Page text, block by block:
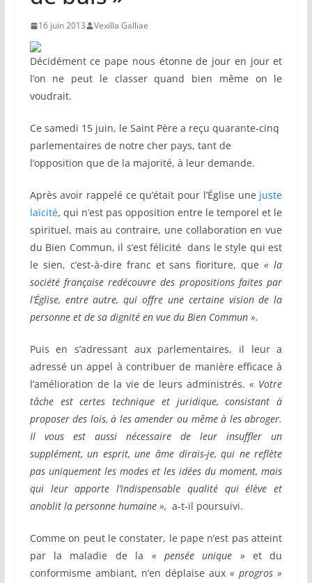
16 juin 2013 Vexilla Galliae
Décidément ce pape nous étonne de jour en jour et
l’on ne peut le classer quand bien même on le
voudrait.
Ce samedi 15 juin, le Saint Père a reçu quarante-cinq
parlementaires de notre cher pays, tant de
l’opposition que de la majorité, à leur demande.
Après avoir rappelé ce qu’était pour l’Église une juste
laïcité, qui n’est pas opposition entre le temporel et le
spirituel, mais au contraire, une collaboration en vue
du Bien Commun, il s’est félicité dans le style qui est
le sien, c’est-à-dire franc et sans fioriture, que« la
société française redécouvre des propositions faites par
l’Église, entre autre, qui offre une certaine vision de la
personne et de sa dignité en vue du Bien Commun ».
Puis en s’adressant aux parlementaires, il leur a
adressé un appel à contribuer de manière efficace à
l’amélioration de la vie de leurs administrés.« Votre
tâche est certes technique et juridique, consistant à
proposer des lois, à les amender ou même à les abroger.
Il vous est aussi nécessaire de leur insuffler un
supplément, un esprit, une âme dirais-je, qui ne reflète
pas uniquement les modes et les idées du moment, mais
qui leur apporte l’indispensable qualité qui élève et
anoblit la personne humaine », a-t-il poursuivi.
Comme on peut le constater, le pape n’est pas atteint
par la maladie de la « pensée unique » et du
conformisme ambiant, n’en déplaise aux« progros »